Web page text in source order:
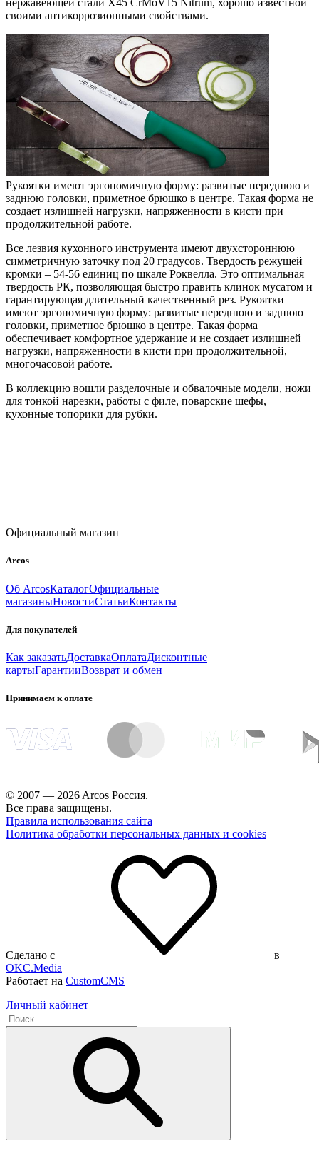
нержавеющей стали X45 CrMoV15 Nitrum, хорошо известной
своими антикоррозионными свойствами.
Рукоятки имеют эргономичную форму: развитые переднюю и
заднюю головки, приметное брюшко в центре. Такая форма не
создает излишней нагрузки, напряженности в кисти при
продолжительной работе.
Все лезвия кухонного инструмента имеют двухстороннюю
симметричную заточку под 20 градусов. Твердость режущей
кромки – 54-56 единиц по шкале Роквелла. Это оптимальная
твердость РК, позволяющая быстро править клинок мусатом и
гарантирующая длительный качественный рез. Рукоятки
имеют эргономичную форму: развитые переднюю и заднюю
головки, приметное брюшко в центре. Такая форма
обеспечивает комфортное удержание и не создает излишней
нагрузки, напряженности в кисти при продолжительной,
многочасовой работе.
В коллекцию вошли разделочные и обвалочные модели, ножи
для тонкой нарезки, работы с филе, поварские шефы,
кухонные топорики для рубки.
Официальный магазин
Arcos
Об ArcosКаталогОфициальные
магазиныНовостиСтатьиКонтакты
Для покупателей
Как заказатьДоставкаОплатаДисконтные
картыГарантииВозврат и обмен
Принимаем к оплате
© 2007 — 2026 Arcos Россия.
Все права защищены.
Правила использования сайта
Политика обработки персональных данных и cookies
Сделано с
в
OKC.Media
Работает на CustomCMS
Личный кабинет